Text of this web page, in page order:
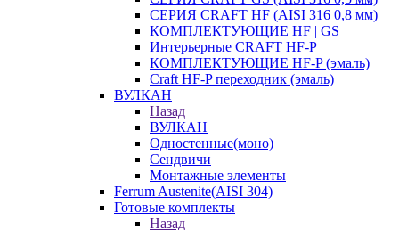
СЕРИЯ CRAFT HF (AISI 316 0,8 мм)
КОМПЛЕКТУЮЩИЕ HF | GS
Интерьерные CRAFT HF-P
КОМПЛЕКТУЮЩИЕ HF-P (эмаль)
Craft HF-P переходник (эмаль)
ВУЛКАН
Назад
ВУЛКАН
Одностенные(моно)
Сендвичи
Монтажные элементы
Ferrum Austenite(AISI 304)
Готовые комплекты
Назад